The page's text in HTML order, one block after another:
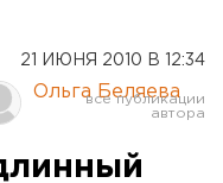
21 ИЮНЯ 2010 В 12:34
Ольга Беляева